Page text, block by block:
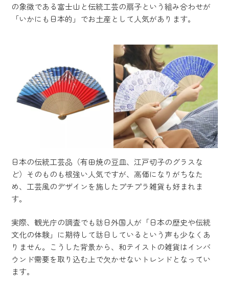
の象徴である富士山と伝統工芸の扇子という組み合わせが
「いかにも日本的」でお土産として人気があります。
日本の伝統工芸品（有田焼の豆皿、江戸切子のグラスな
ど）そのものも根強い人気ですが、高価になりがちなた
め、工芸風のデザインを施したプチプラ雑貨も好まれま
す。
実際、観光庁の調査でも訪日外国人が「日本の歴史や伝統
文化の体験」に期待して訪日しているという声も少なくあ
りません。こうした背景から、和テイストの雑貨はインバ
ウンド需要を取り込む上で欠かせないトレンドとなってい
ます。